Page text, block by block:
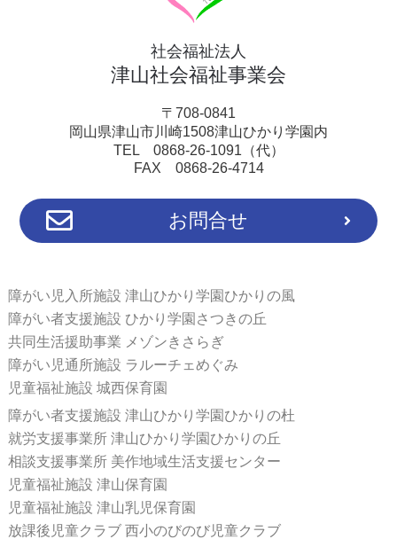
社会福祉法人
津山社会福祉事業会
〒708-0841
岡山県津山市川崎1508津山ひかり学園内
TEL 0868-26-1091（代）
FAX 0868-26-4714
お問合せ
障がい児入所施設 津山ひかり学園ひかりの風
障がい者支援施設 ひかり学園さつきの丘
共同生活援助事業 メゾンきさらぎ
障がい児通所施設 ラルーチェめぐみ
児童福祉施設 城西保育園
障がい者支援施設 津山ひかり学園ひかりの杜
就労支援事業所 津山ひかり学園ひかりの丘
相談支援事業所 美作地域生活支援センター
児童福祉施設 津山保育園
児童福祉施設 津山乳児保育園
放課後児童クラブ 西小のびのび児童クラブ